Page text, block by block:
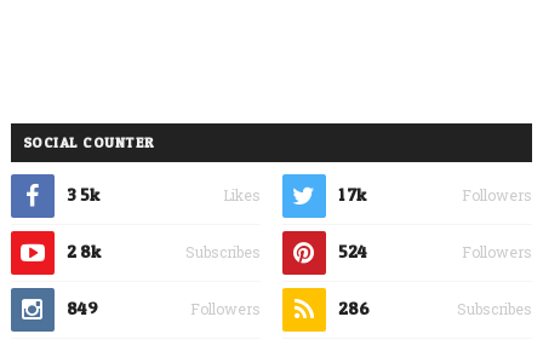
SOCIAL COUNTER
3.5k Likes 1.7k Followers
2.8k Subscribes 524 Followers
849 Followers 286 Subscribes